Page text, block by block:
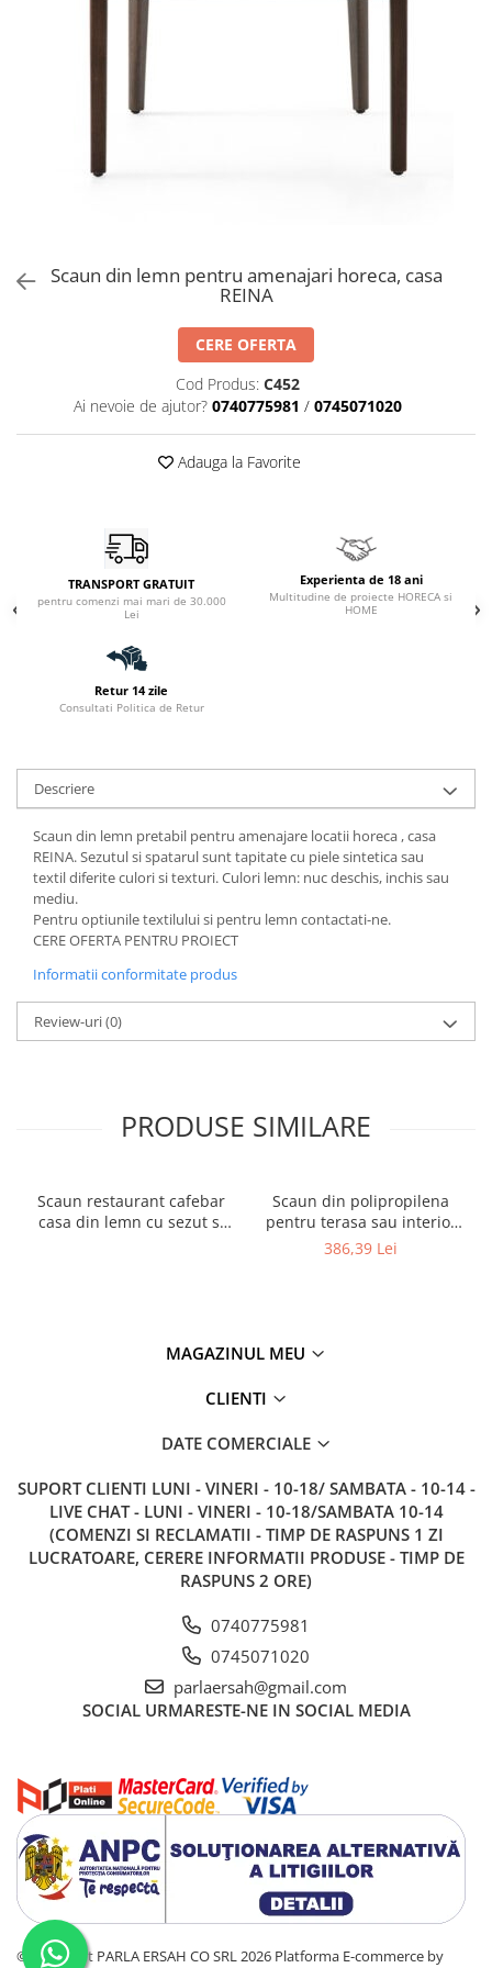
Scaun din lemn pentru amenajari horeca, casa
REINA
CERE OFERTA
Cod Produs: C452
Ai nevoie de ajutor? 0740775981 / 0745071020
Adauga la Favorite
TRANSPORT GRATUIT
pentru comenzi mai mari de 30.000
Lei
Experienta de 18 ani
Multitudine de proiecte HORECA si
HOME
Retur 14 zile
Consultati Politica de Retur
Descriere
Scaun din lemn pretabil pentru amenajare locatii horeca , casa
REINA. Sezutul si spatarul sunt tapitate cu piele sintetica sau
textil diferite culori si texturi. Culori lemn: nuc deschis, inchis sau
mediu.
Pentru optiunile textilului si pentru lemn contactati-ne.
CERE OFERTA PENTRU PROIECT
Informatii conformitate produs
Review-uri(0)
PRODUSE SIMILARE
Scaun restaurant cafebar
casa din lemn cu sezut si
Scaun din polipropilena
pentru terasa sau interior
JOY
386,39 Lei
MAGAZINUL MEU
CLIENTI
DATE COMERCIALE
SUPORT CLIENTI LUNI - VINERI - 10-18/ SAMBATA - 10-14 -
LIVE CHAT - LUNI - VINERI - 10-18/SAMBATA 10-14
(COMENZI SI RECLAMATII - TIMP DE RASPUNS 1 ZI
LUCRATOARE, CERERE INFORMATII PRODUSE - TIMP DE
RASPUNS 2 ORE)
0740775981
0745071020
parlaersah@gmail.com
SOCIAL URMARESTE-NE IN SOCIAL MEDIA
©Copyright PARLA ERSAH CO SRL 2026 Platforma E-commerce by